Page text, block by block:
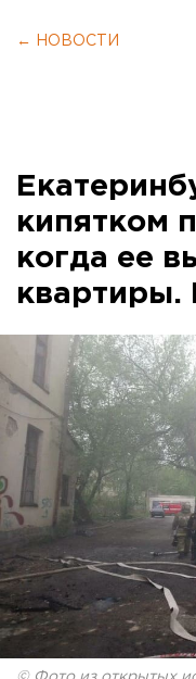
← НОВОСТИ
кипятком
когда ее